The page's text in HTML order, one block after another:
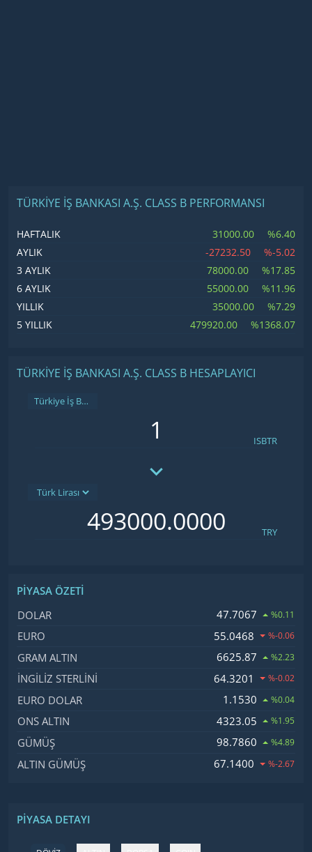
TÜRKIYE İŞ BANKASI A.Ş. CLASS B PERFORMANSI
HAFTALIK 31000.00
%6.40
AYLIK
-27232.50
%-5.02
3 AYLIK
78000.00
%17.85
6 AYLIK
55000.00
%11.96
YILLIK
35000.00
%7.29
5 YILLIK
479920.00 %1368.07
TÜRKIYE İŞ BANKASI A.Ş. CLASS B HESAPLAYICI
Türkiye İş Bankası A.Ş. Class B
ISBTR
TRY
PIYASA ÖZETI
İsim, Kod
DOLAR 47.7067 %0.11
EURO 55.0468 %-0.06
GRAM ALTIN 6625.87 %2.23
İNGILIZ STERLINI 64.3201 %-0.02
EURO DOLAR 1.1530 %0.04
ONS ALTIN 4323.05 %1.95
GÜMÜŞ 98.7860 %4.89
ALTIN GÜMÜŞ 67.1400 %-2.67
PIYASA DETAYI